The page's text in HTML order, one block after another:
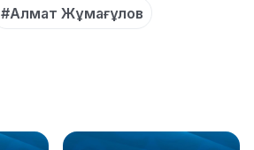
#Алмат Жұмағұлов